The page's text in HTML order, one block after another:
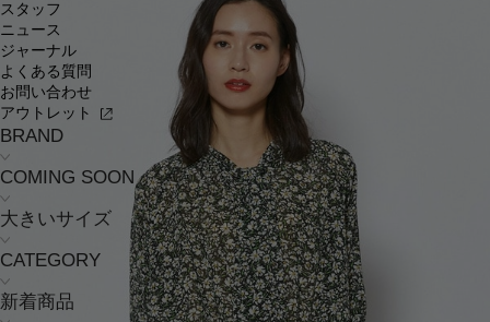
スタッフ
ニュース
ジャーナル
よくある質問
お問い合わせ
アウトレット
BRAND
COMING SOON
大きいサイズ
CATEGORY
新着商品